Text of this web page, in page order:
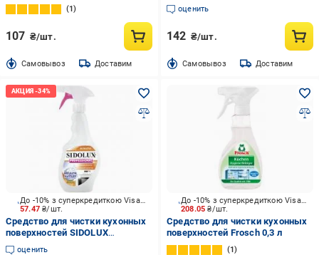
1
107 ₴/шт.
Cамовывоз Доставим
л
оценить
142 ₴/шт.
Cамовывоз Доставим
57.47₴/шт.
До -10% з суперкредиткою Visa Вигода
Средство для чистки кухонных
поверхностей SIDOLUX
PROFESSIONAL 0,5 л
оценить
208.05₴/шт.
До -10% з суперкредиткою Visa Вигода
Средство для чистки кухонных
поверхностей Frosch 0,3 л
1